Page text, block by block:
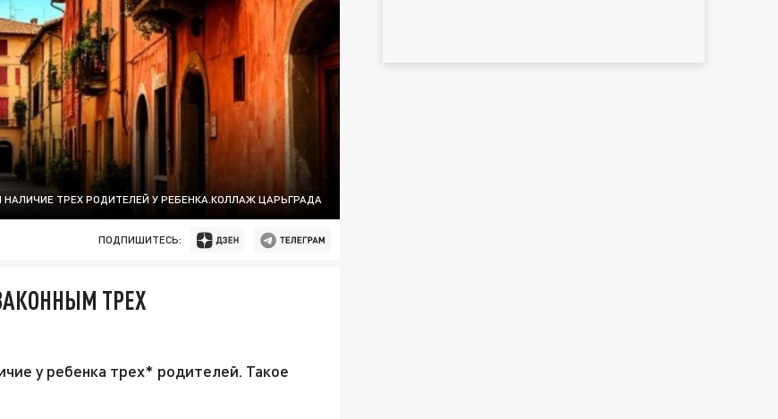
ТРЕХ РОДИТЕЛЕЙ У РЕБЕНКА.КОЛЛАЖ ЦАРЬГРАДА
ПОДПИШИТЕСЬ:
ТРЕХ
у ребенка трех* родителей. Такое